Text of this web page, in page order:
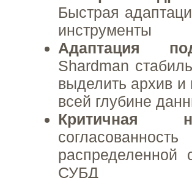
Быстрая
инструменты
Адаптация
Shardman
выделить архив
всей глубине
Критичная
СУБД